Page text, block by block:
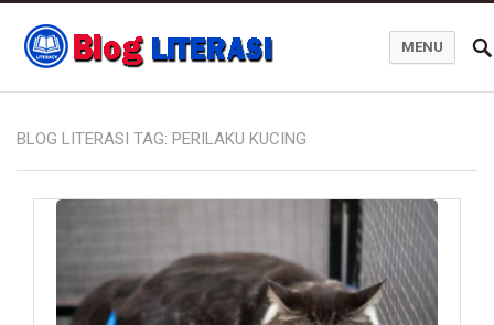
MENU
BLOG LITERASI TAG: PERILAKU KUCING